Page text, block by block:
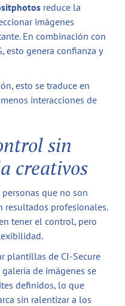
reduce la
imágenes
En combinación con
esto genera confianza y
esto se traduce en
interacciones de
sin
creativos
que no son
resultados profesionales.
tener el control, pero
plantillas de CI-Secure
de imágenes se
definidos, lo que
sin ralentizar a los